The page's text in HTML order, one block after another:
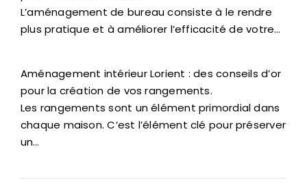
L’aménagement de bureau consiste à le rendre
plus pratique et à améliorer l’efficacité de votre…
Aménagement intérieur Lorient : des conseils d’or
pour la création de vos rangements.
Les rangements sont un élément primordial dans
chaque maison. C’est l’élément clé pour préserver
un…